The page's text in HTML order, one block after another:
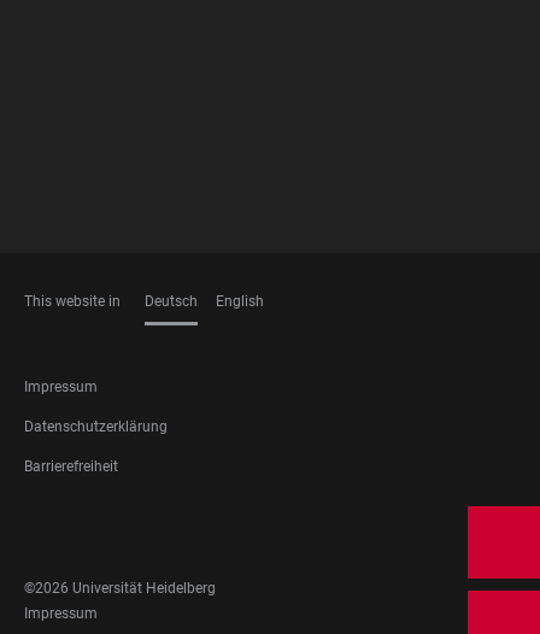
This website in Deutsch English
FOOTER
LEGAL
Impressum
Datenschutzerklärung
Barrierefreiheit
MEDIA
©2026 Universität Heidelberg
FOOTER
Impressum